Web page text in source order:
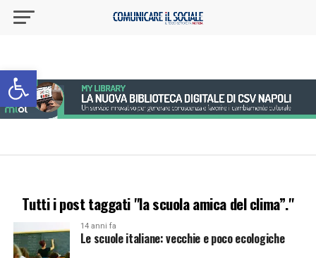
Apri la barra degli strumenti
Tutti i post taggati "la scuola amica del clima”."
14 anni fa
Le scuole italiane: vecchie e poco ecologiche